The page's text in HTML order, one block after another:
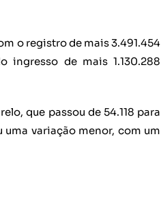
o registro de mais 3.491.454
ingresso de mais 1.130.288
que passou de 54.118 para
uma variação menor, com um